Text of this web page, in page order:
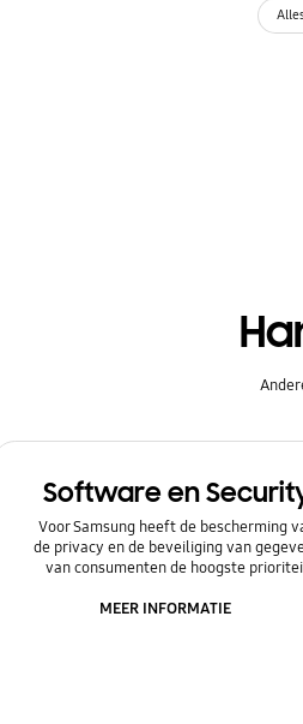
Software en
Voor Samsung heeft de bescherming
de privacy en de beveiliging van
van consumenten de hoogste
MEER INFORMATIE